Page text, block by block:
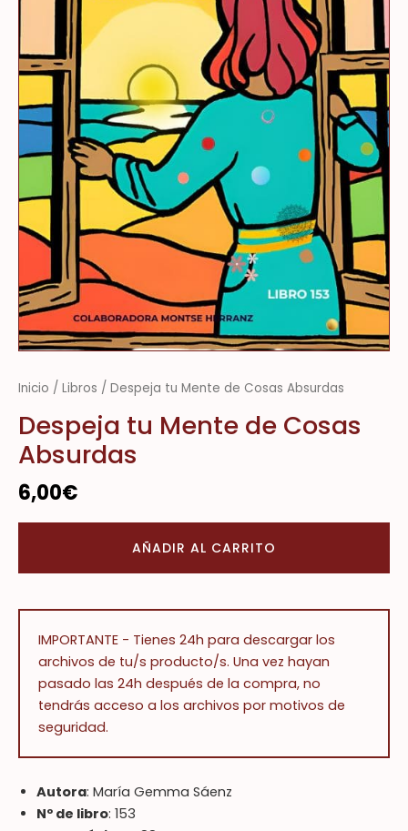
Inicio / Libros / Despeja tu Mente de Cosas Absurdas
Autora: María Gemma Sáenz
Nº de libro: 153
IMPORTANTE - Tienes 24h para descargar los
archivos de tu/s producto/s. Una vez hayan
pasado las 24h después de la compra, no
tendrás acceso a los archivos por motivos de
seguridad.
Despeja tu Mente de Cosas
Absurdas
6,00€
AÑADIR AL CARRITO